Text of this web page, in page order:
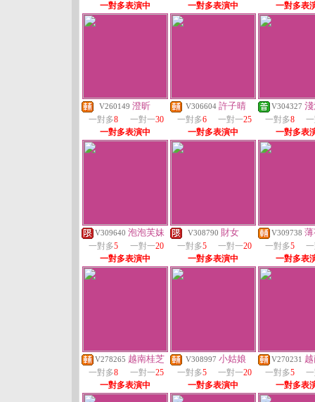
一對多表演中
一對多表演中
一對多表
V260149 澄昕
一對多8 一對一30
一對多表演中
V306604 許子晴
一對多6 一對一25
一對多表演中
V304327
一對多8
一對多表
V309640 泡泡芙妹
一對多5 一對一20
一對多表演中
V308790 財女
一對多5 一對一20
一對多表演中
V309738
一對多5
一對多表
V278265 越南桂芝
一對多8 一對一25
一對多表演中
V308997 小姑娘
一對多5 一對一20
一對多表演中
V270231
一對多5
一對多表